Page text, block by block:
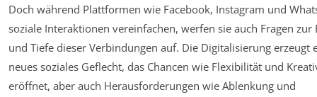
Doch während Plattformen wie Facebook, Instagram und
soziale Interaktionen vereinfachen, werfen sie auch Fragen zur
und Tiefe dieser Verbindungen auf. Die Digitalisierung erzeugt
neues soziales Geflecht, das Chancen wie Flexibilität und
eröffnet, aber auch Herausforderungen wie Ablenkung und